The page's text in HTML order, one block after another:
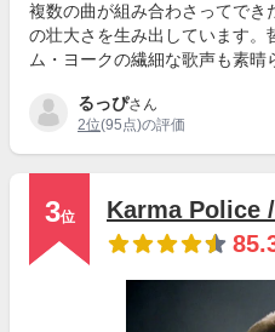
複数の曲が組み合わさってでき
の壮大さを生み出しています。
ム・ヨークの繊細な歌声も素晴
るっぴさん
2位(95点)の評価
3位
Karma Police